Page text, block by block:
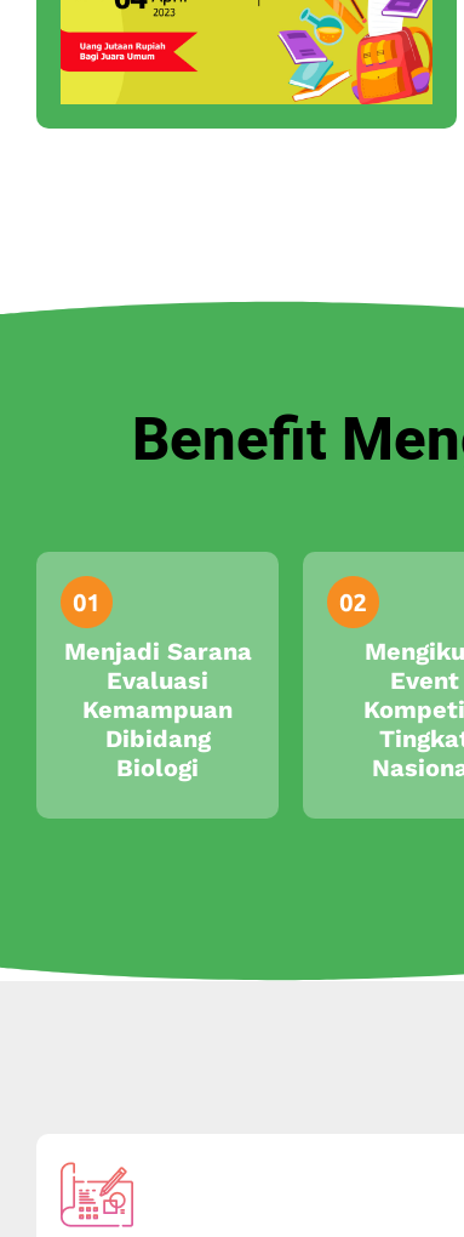
Benefit
Menjadi Sarana
Evaluasi
Kemampuan
Dibidang
Biologi
Event